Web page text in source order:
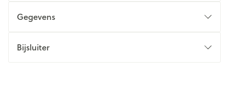
Gegevens
Bijsluiter